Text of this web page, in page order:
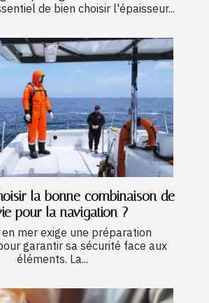
de bien choisir l'épaisseur...
la bonne combinaison de
pour la navigation ?
mer exige une préparation
garantir sa sécurité face aux
éléments. La...